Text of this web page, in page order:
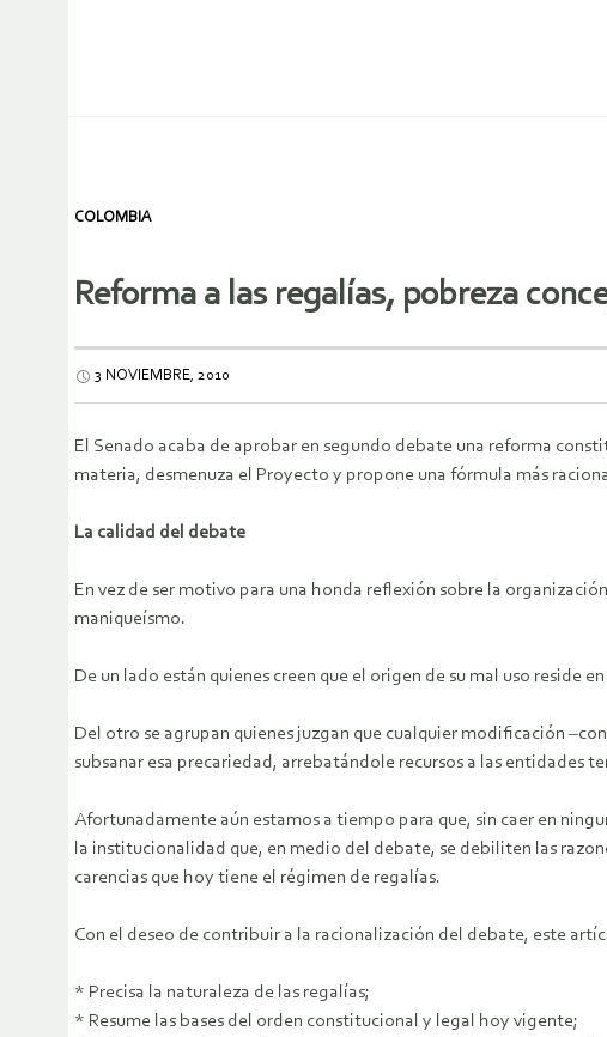
COLOMBIA
Reforma a las regalías, pobreza
3 NOVIEMBRE, 2010
El Senado acaba de aprobar en segundo debate una reforma
materia, desmenuza el Proyecto y propone una fórmula más
La calidad del debate
En vez de ser motivo para una honda reflexión sobre la
maniqueísmo.
De un lado están quienes creen que el origen de su mal uso
Del otro se agrupan quienes juzgan que cualquier modificación
subsanar esa precariedad, arrebatándole recursos a las entidades
Afortunadamente aún estamos a tiempo para que, sin caer en
la institucionalidad que, en medio del debate, se debiliten las
carencias que hoy tiene el régimen de regalías.
Con el deseo de contribuir a la racionalización del debate, este
* Precisa la naturaleza de las regalías;
* Resume las bases del orden constitucional y legal hoy vigente;